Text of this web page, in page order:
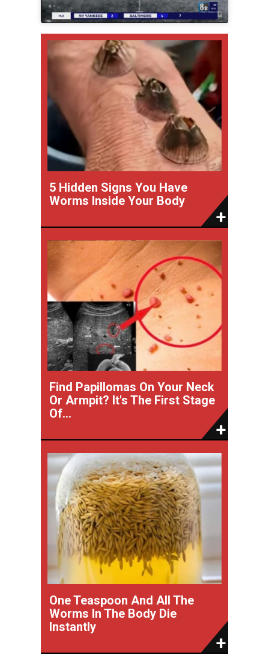
5 Hidden Signs You Have
Worms Inside Your Body
Find Papillomas On Your Neck
Or Armpit? It's The First Stage
Of...
One Teaspoon And All The
Worms In The Body Die
Instantly